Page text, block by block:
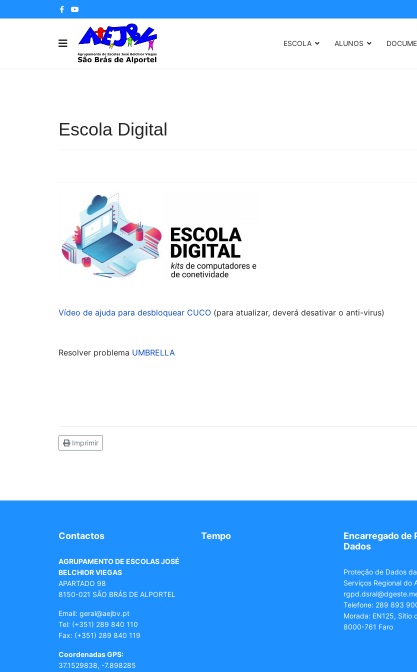
ESCOLA ALUNOS
Escola Digital
Vídeo de ajuda para desbloquear CUCO (para atualizar, deverá desativar o anti-virus)
Resolver problema UMBRELLA
Imprimir
Contactos
AGRUPAMENTO DE ESCOLAS JOSÉ
BELCHIOR VIEGAS
APARTADO 98
8150-021 SÃO BRÁS DE ALPORTEL
Email: geral@aejbv.pt
Tel: (+351) 289 840 110
Fax: (+351) 289 840 119
Coordenadas GPS:
37.1529838, -7.898285
Tempo
Encarregado de
Dados
Proteção de Dados
Serviços Regional do
Telefone: 289 893
Morada: EN125, Sítio
8000-761 Faro